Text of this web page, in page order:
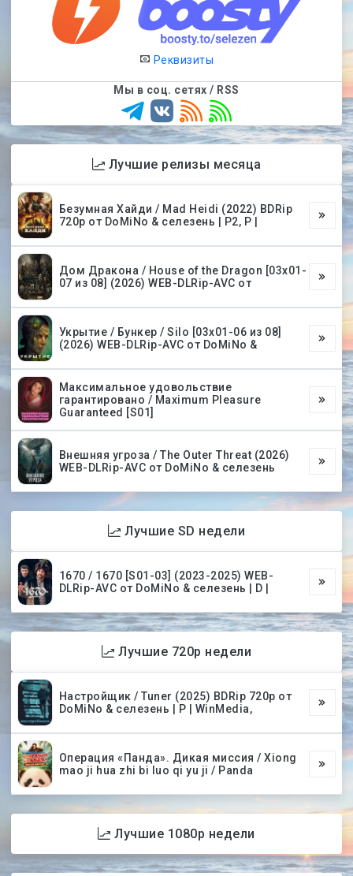
Реквизиты
Мы в соц. сетях / RSS
Лучшие релизы месяца
Безумная Хайди / Mad Heidi (2022) BDRip
720p от DoMiNo & селезень | P2, P |
Дом Дракона / House of the Dragon [03х01-
07 из 08] (2026) WEB-DLRip-AVC от
Укрытие / Бункер / Silo [03х01-06 из 08]
(2026) WEB-DLRip-AVC от DoMiNo &
Максимальное удовольствие
гарантировано / Maximum Pleasure
Guaranteed [S01]
Внешняя угроза / The Outer Threat (2026)
WEB-DLRip-AVC от DoMiNo & селезень
Лучшие SD недели
1670 / 1670 [S01-03] (2023-2025) WEB-
DLRip-AVC от DoMiNo & селезень | D |
Лучшие 720p недели
Настройщик / Tuner (2025) BDRip 720p от
DoMiNo & селезень | P | WinMedia,
Операция «Панда». Дикая миссия / Xiong
mao ji hua zhi bi luo qi yu ji / Panda
Лучшие 1080p недели